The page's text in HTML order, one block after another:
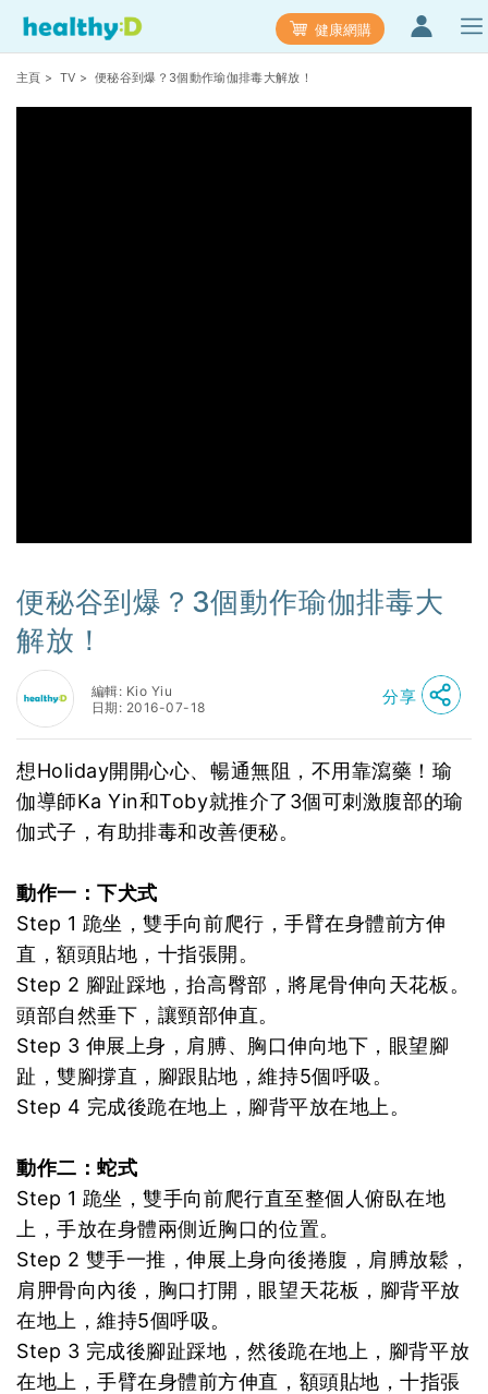
健康網購
主頁 > TV > 便秘谷到爆？3個動作瑜伽排毒大解放！
便秘谷到爆？3個動作瑜伽排毒大
解放！
編輯: Kio Yiu
日期: 2016-07-18
分享
想Holiday開開心心、暢通無阻，不用靠瀉藥！瑜
伽導師Ka Yin和Toby就推介了3個可刺激腹部的瑜
伽式子，有助排毒和改善便秘。
動作一：下犬式
Step 1 跪坐，雙手向前爬行，手臂在身體前方伸
直，額頭貼地，十指張開。
Step 2 腳趾踩地，抬高臀部，將尾骨伸向天花板。
頭部自然垂下，讓頸部伸直。
Step 3 伸展上身，肩膊、胸口伸向地下，眼望腳
趾，雙腳撐直，腳跟貼地，維持5個呼吸。
Step 4 完成後跪在地上，腳背平放在地上。
動作二：蛇式
Step 1 跪坐，雙手向前爬行直至整個人俯臥在地
上，手放在身體兩側近胸口的位置。
Step 2 雙手一推，伸展上身向後捲腹，肩膊放鬆，
肩胛骨向內後，胸口打開，眼望天花板，腳背平放
在地上，維持5個呼吸。
Step 3 完成後腳趾踩地，然後跪在地上，腳背平放
在地上，手臂在身體前方伸直，額頭貼地，十指張